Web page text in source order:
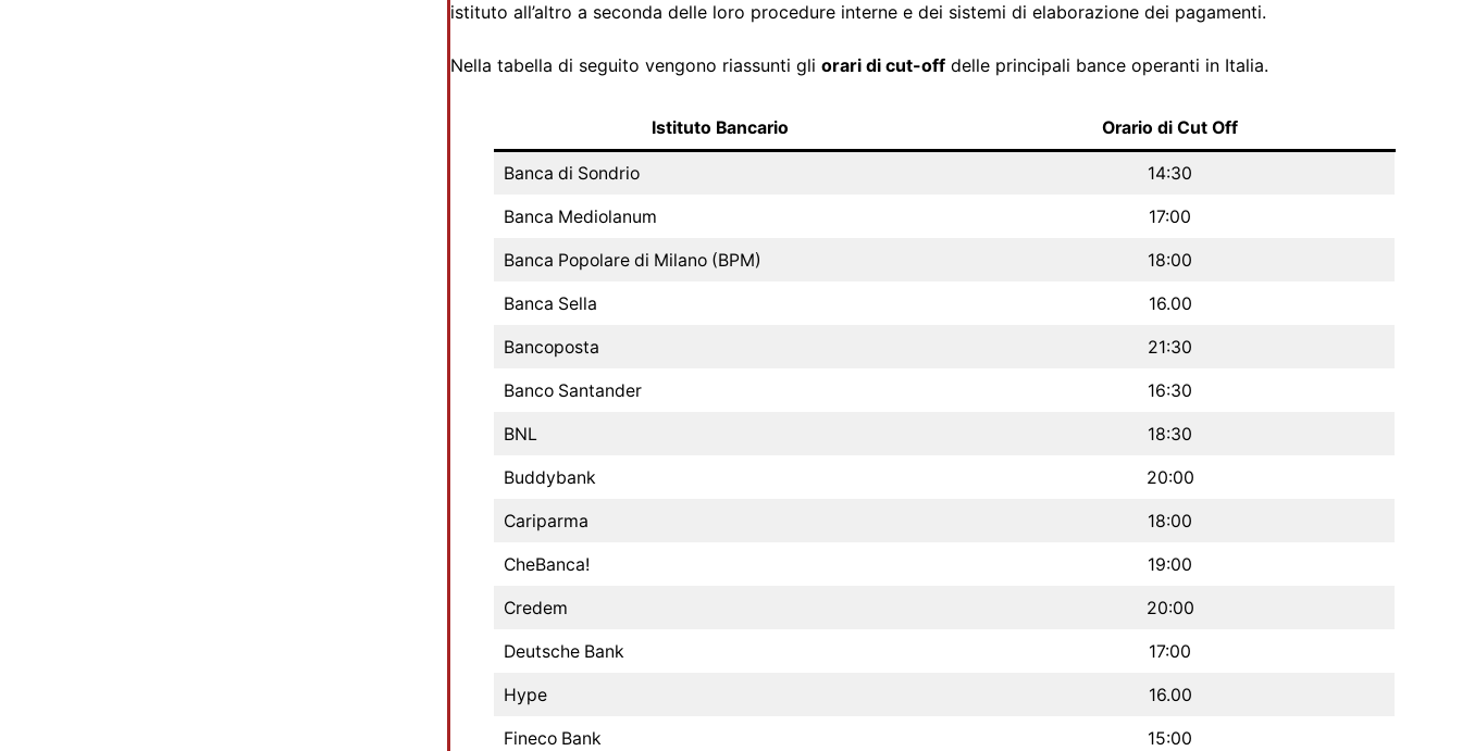
istituto all’altro a seconda delle loro procedure interne e dei sistemi di elaborazione dei pagamenti.
Nella tabella di seguito vengono riassunti gliorari di cut-off delle principali bance operanti in Italia.
Istituto Bancario Orario di Cut Off
Banca di Sondrio 14:30
Banca Mediolanum 17:00
Banca Popolare di Milano (BPM) 18:00
Banca Sella 16.00
Bancoposta 21:30
Banco Santander 16:30
BNL 18:30
Buddybank 20:00
Cariparma 18:00
CheBanca! 19:00
Credem 20:00
Deutsche Bank 17:00
Hype 16.00
Fineco Bank 15:00